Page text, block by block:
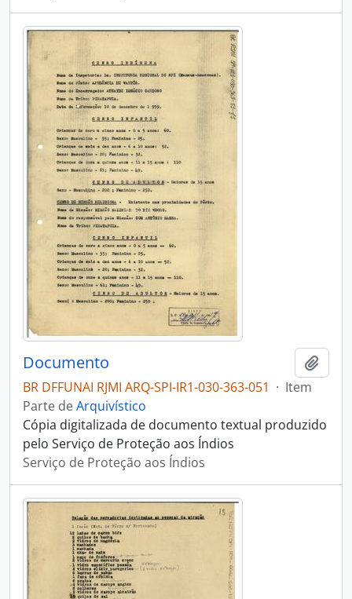
Documento
BR DFFUNAI RJMI ARQ-SPI-IR1-030-363-051 · Item
Parte deArquivístico
Cópia digitalizada de documento textual produzido
pelo Serviço de Proteção aos Índios
Serviço de Proteção aos Índios